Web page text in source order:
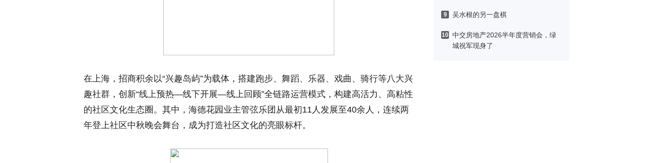
9 吴水根的另一盘棋
10 中交房地产2026半年度营销会，绿
城祝军现身了
在上海，招商积余以“兴趣岛屿”为载体，搭建跑步、舞蹈、乐器、戏曲、骑行等八大兴
趣社群，创新“线上预热—线下开展—线上回顾”全链路运营模式，构建高活力、高粘性
的社区文化生态圈。其中，海德花园业主管弦乐团从最初11人发展至40余人，连续两
年登上社区中秋晚会舞台，成为打造社区文化的亮眼标杆。